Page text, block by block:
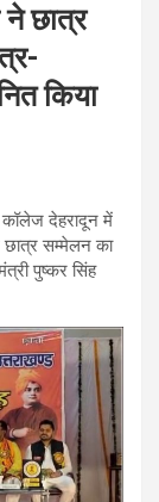
ने छात्र
किया
कॉलेज देहरादून में
छात्र सम्मेलन का
पुष्कर सिंह